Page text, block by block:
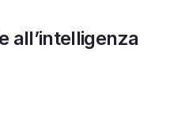
all’intelligenza